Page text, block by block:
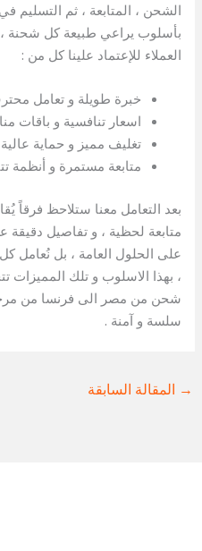
الشحن ، المتابعة ، ثم التسليم
بأسلوب يراعي طبيعة كل شحنة
العملاء للإعتماد علينا كل من :
خبرة طويلة و تعامل
اسعار تنافسية و باقات
تغليف مميز و حماية
متابعة مستمرة و أنظمة
بعد التعامل معنا ستلاحظ فرقاً
متابعة لحظية ، و تفاصيل دقيقة
على الحلول العامة ، بل نُعامل
، بهذا الاسلوب و تلك
شحن من مصر الى فرنسا من
سلسة و آمنة .
→ المقالة السابقة